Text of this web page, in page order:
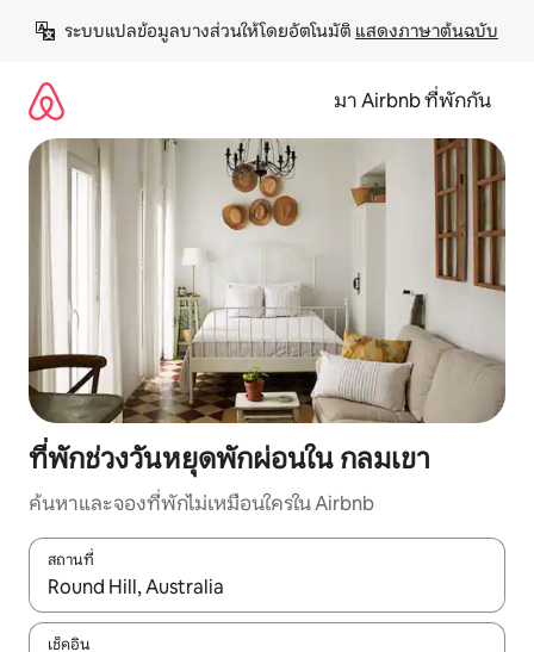
เนื้อหา
ระบบแปลข้อมูลบางส่วนให้โดยอัตโนมัติ แสดงภาษาต้นฉบับ
มา Airbnb ที่พักกัน
ที่พักช่วงวันหยุดพักผ่อนใน กลมเขา
ค้นหาและจองที่พักไม่เหมือนใครใน Airbnb
สถานที่
ใช้ลูกศรขึ้นลง หรือใช้การสัมผัสหรือปัด เพื่อสำรวจผลการค้นหา
เช็คอิน